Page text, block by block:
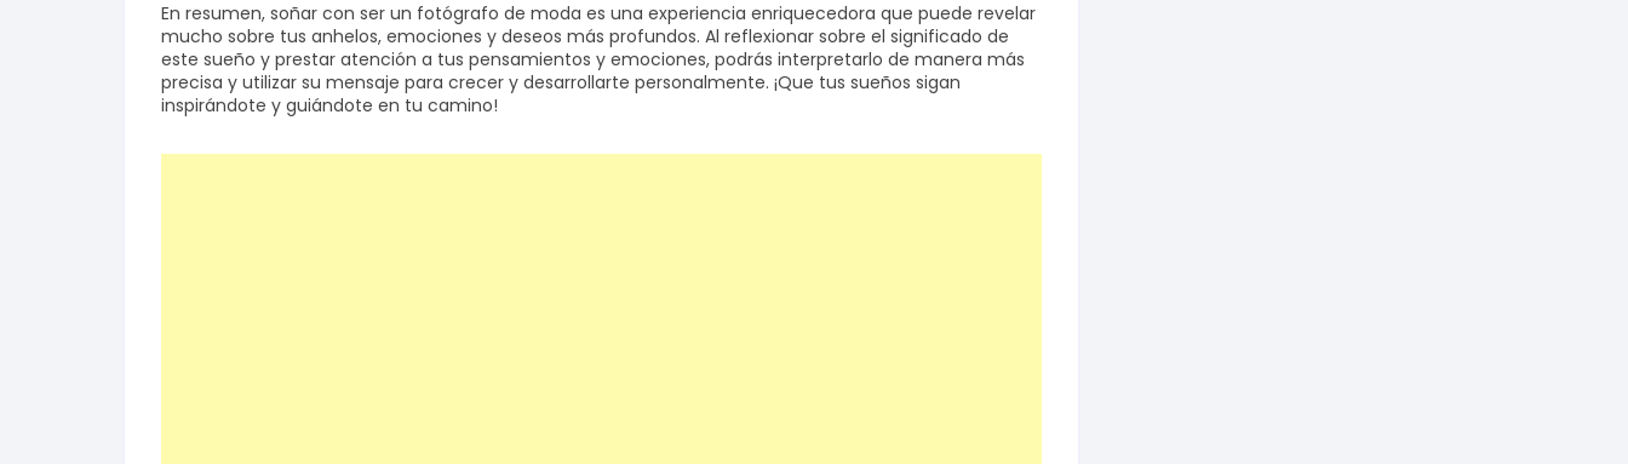
En resumen, soñar con ser un fotógrafo de moda es una experiencia enriquecedora que puede revelar
mucho sobre tus anhelos, emociones y deseos más profundos. Al reflexionar sobre el significado de
este sueño y prestar atención a tus pensamientos y emociones, podrás interpretarlo de manera más
precisa y utilizar su mensaje para crecer y desarrollarte personalmente. ¡Que tus sueños sigan
inspirándote y guiándote en tu camino!